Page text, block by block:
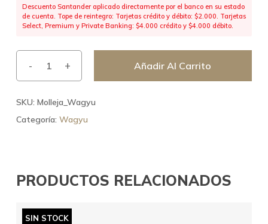
Descuento Santander aplicado directamente por el banco en su estado
de cuenta. Tope de reintegro: Tarjetas crédito y débito: $2.000. Tarjetas
Select, Premium y Private Banking: $4.000 crédito y $4.000 débito.
Añadir Al Carrito
SKU: Molleja_Wagyu
Categoría: Wagyu
PRODUCTOS RELACIONADOS
SIN STOCK